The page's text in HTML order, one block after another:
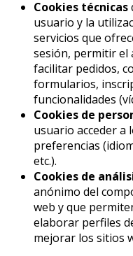
Cookies técnicas
usuario y la
servicios que
sesión, permitir el
facilitar pedidos,
formularios,
funcionalidades
Cookies de
usuario acceder a
preferencias
etc.).
Cookies de
anónimo del
web y que
elaborar perfiles
mejorar los sitios